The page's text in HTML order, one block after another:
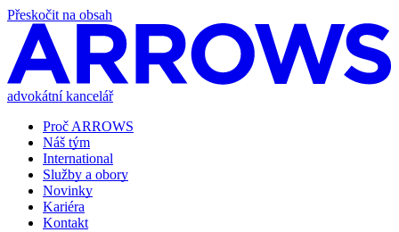
Přeskočit na obsah
advokátní kancelář
Proč ARROWS
Náš tým
International
Služby a obory
Novinky
Kariéra
Kontakt